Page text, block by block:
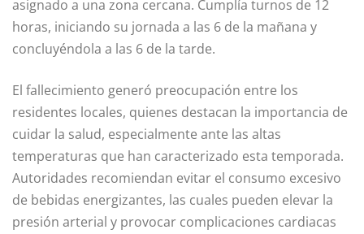
asignado a una zona cercana. Cumplía turnos de 12
horas, iniciando su jornada a las 6 de la mañana y
concluyéndola a las 6 de la tarde.
El fallecimiento generó preocupación entre los
residentes locales, quienes destacan la importancia de
cuidar la salud, especialmente ante las altas
temperaturas que han caracterizado esta temporada.
Autoridades recomiendan evitar el consumo excesivo
de bebidas energizantes, las cuales pueden elevar la
presión arterial y provocar complicaciones cardiacas